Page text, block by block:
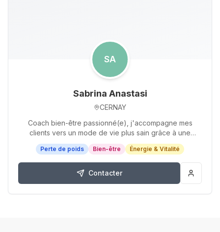
SA
Sabrina Anastasi
CERNAY
Coach bien-être passionné(e), j'accompagne mes
clients vers un mode de vie plus sain grâce à une
approche personnalisée avec les produits Herbalife…
Perte de poids Bien-être Énergie & Vitalité
Contacter